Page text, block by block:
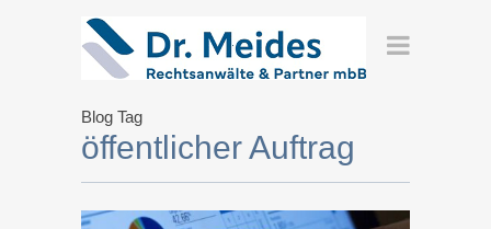
Blog Tag
öffentlicher Auftrag